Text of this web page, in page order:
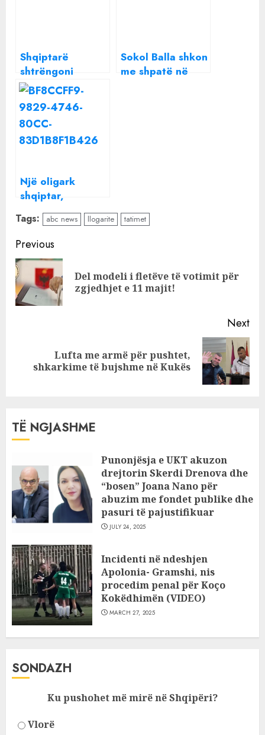
Shqiptarë
shtrëngoni
b*thën! Pse i
“këputi” Rama
tre televizione në
katër muaj.
Tritoli i Fanes dhe
Sokol Balla shkon
me shpatë në
Një oligark
shqiptar,
zbulohet pronari i
vërtetë i Abc
News, Balla nis ta
Rilindas dhe të
afërm pas
marrjes së
frerëve
Tags: abc news llogarite tatimet
Continue
Reading
Previous
Del modeli i fletëve të votimit për
zgjedhjet e 11 majit!
Next
post:
Lufta me armë për pushtet,
shkarkime të bujshme në Kukës
TË NGJASHME
Punonjësja e UKT akuzon
drejtorin Skerdi Drenova dhe
“bosen” Joana Nano për
abuzim me fondet publike dhe
pasuri të pajustifikuar
JULY 24, 2025
Incidenti në ndeshjen
Apolonia- Gramshi, nis
procedim penal për Koço
Kokëdhimën (VIDEO)
MARCH 27, 2025
SONDAZH
Ku pushohet më mirë në Shqipëri?
Vlorë